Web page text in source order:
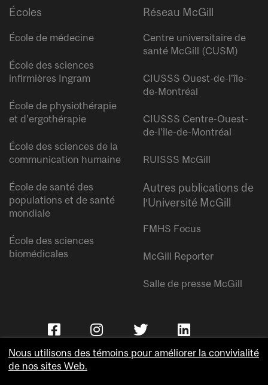
Écoles
École de médecine
École des sciences
infirmières Ingram
École de physiothérapie
et d’ergothérapie
École des sciences de la
communication humaine
École de santé des
populations et de santé
mondiale
École des sciences
biomédicales
Réseau McGill
Centre universitaire de
santé McGill (CUSM)
CIUSSS Ouest-de-l’île-
de-Montréal
CIUSSS Centre-Ouest-
de-l’île-de-Montréal
RUISSS McGill
Autres publications de
l’Université McGill
FMHS Focus
McGill Reporter
Salle de presse McGill
Nous utilisons des témoins pour améliorer la convivialité
de nos sites Web.